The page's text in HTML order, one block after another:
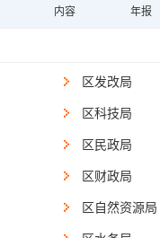
内容
年报
区发改局
区科技局
区民政局
区财政局
区自然资源局